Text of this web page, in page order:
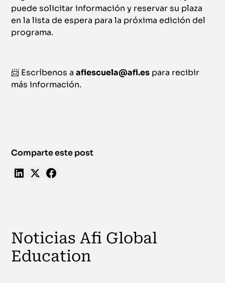
puede solicitar información y reservar su plaza
en la lista de espera para la próxima edición del
programa.
📨 Escríbenos aafiescuela@afi.es para recibir
más información.
Comparte este post
Noticias Afi Global
Education